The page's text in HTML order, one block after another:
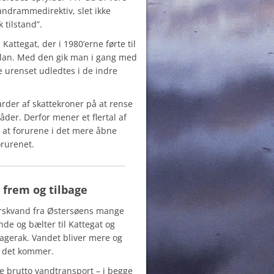
slet ikke
tilstand”.
der i 1980’erne førte til
Med den gik man i gang med
urenset udledtes i de indre
af skattekroner på at rense
Derfor mener et flertal af
forurene i det mere åbne
frem og tilbage
fra Østersøens mange
og bælter til Kattegat og
Vandet bliver mere og
kommer.
brutto vandtransport – i begge